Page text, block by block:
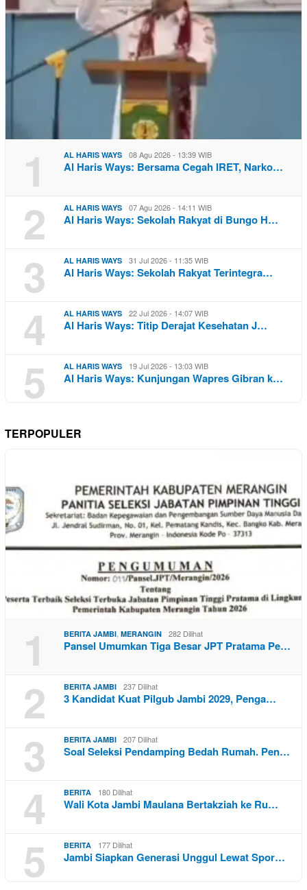
1 AL HARIS WAYS 08 Agu 2026 - 13:39 WIB
Al Haris Ways: Bersama Cegah IRET, Narko…
2 AL HARIS WAYS 07 Agu 2026 - 14:11 WIB
Al Haris Ways: Sekolah Rakyat di Bungo H…
3 AL HARIS WAYS 31 Jul 2026 - 11:35 WIB
Al Haris Ways: Sekolah Rakyat Terintegra…
4 AL HARIS WAYS 22 Jul 2026 - 14:07 WIB
Al Haris Ways: Titip Derajat Kesehatan J…
5 AL HARIS WAYS 19 Jul 2026 - 13:03 WIB
Al Haris Ways: Kunjungan Wapres Gibran k…
TERPOPULER
1 BERITA JAMBI MERANGIN 282 Dilihat
Pansel Umumkan Tiga Besar JPT Pratama Pe…
2 BERITA JAMBI 237 Dilihat
3 Kandidat Kuat Pilgub Jambi 2029, Penga…
3 BERITA JAMBI 207 Dilihat
Soal Seleksi Pendamping Bedah Rumah. Pen…
4 BERITA 180 Dilihat
Wali Kota Jambi Maulana Bertakziah ke Ru…
5 BERITA 177 Dilihat
Jambi Siapkan Generasi Unggul Lewat Spor…